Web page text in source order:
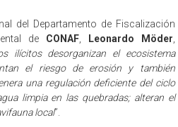
del Departamento de Fiscalización
de CONAF, Leonardo Möder
ilícitos desorganizan el ecosistema
el riesgo de erosión y también
una regulación deficiente del ciclo
limpia en las quebradas; alteran el
local”.